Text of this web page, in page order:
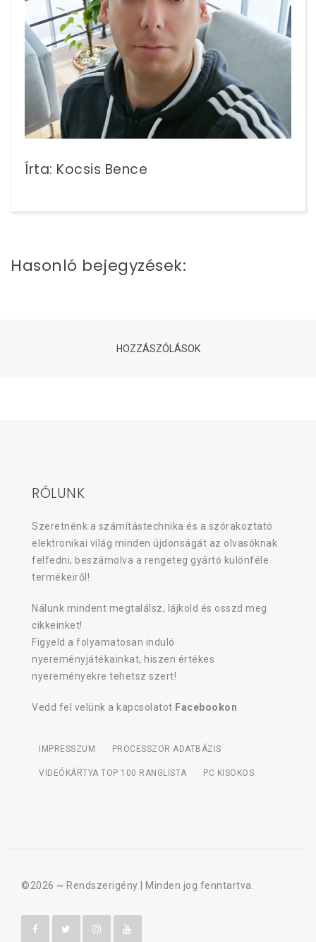
Írta: Kocsis Bence
Hasonló bejegyzések:
HOZZÁSZÓLÁSOK
RÓLUNK
Szeretnénk a számítástechnika és a szórakoztató
elektronikai világ minden újdonságát az olvasóknak
felfedni, beszámolva a rengeteg gyártó különféle
termékeiről!
Nálunk mindent megtalálsz, lájkold és osszd meg
cikkeinket!
Figyeld a folyamatosan induló
nyereményjátékainkat, hiszen értékes
nyereményekre tehetsz szert!
Vedd fel velünk a kapcsolatot Facebookon
IMPRESSZUM PROCESSZOR ADATBÁZIS
VIDEÓKÁRTYA TOP 100 RANGLISTA PC KISOKOS
©2026 ~ Rendszerigény | Minden jog fenntartva.